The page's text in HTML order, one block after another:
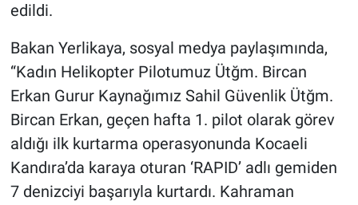
edildi.
Bakan Yerlikaya, sosyal medya paylaşımında,
“Kadın Helikopter Pilotumuz Ütğm. Bircan
Erkan Gurur Kaynağımız Sahil Güvenlik Ütğm.
Bircan Erkan, geçen hafta 1. pilot olarak görev
aldığı ilk kurtarma operasyonunda Kocaeli
Kandıra’da karaya oturan ‘RAPID’ adlı gemiden
7 denizciyi başarıyla kurtardı. Kahraman